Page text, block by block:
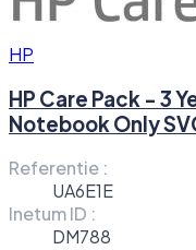
HP
HP Care Pack - 3
Notebook Only
Referentie :
UA6E1E
Inetum ID :
DM788